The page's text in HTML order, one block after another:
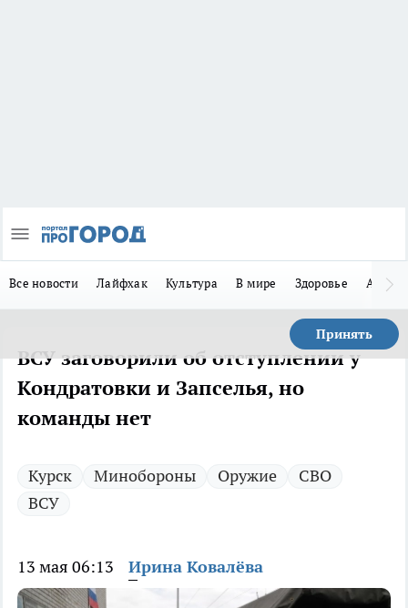
Все новости Лайфхак Культура В мире Здоровье Авто
Принять
ВСУ заговорили об отступлении у
Кондратовки и Запселья, но
команды нет
Курск Минобороны Оружие
СВО
ВСУ
13 мая 06:13 Ирина Ковалёва